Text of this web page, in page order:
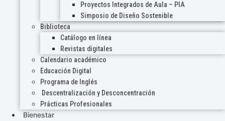
Proyectos Integrados de Aula – PIA
Simposio de Diseño Sostenible
Biblioteca
Catálogo en línea
Revistas digitales
Calendario académico
Educación Digital
Programa de Inglés
Descentralización y Desconcentración
Prácticas Profesionales
Bienestar